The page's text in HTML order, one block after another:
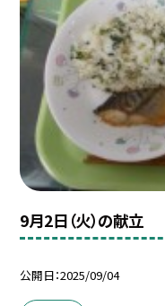
9月2日（火）の献立
公開日 2025/09/04